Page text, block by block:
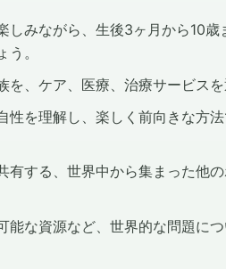
しみながら、生後3ヶ月から10
。
、ケア、医療、治療サービスを
性を理解し、楽しく前向きな方
有する、世界中から集まった他
能な資源など、世界的な問題に